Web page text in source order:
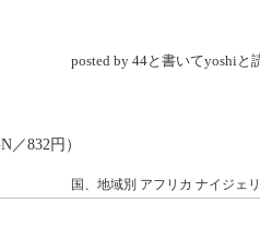
posted by 44と書いてyoshiと
832円）
国、地域別 アフリカ ナイジェ